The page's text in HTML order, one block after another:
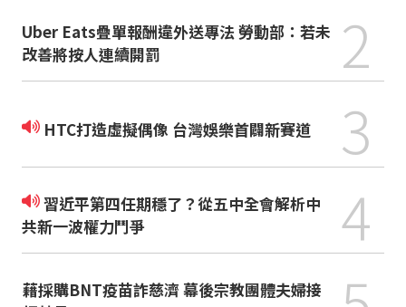
Uber Eats疊單報酬違外送專法 勞動部：若未
改善將按人連續開罰
2
HTC打造虛擬偶像 台灣娛樂首闢新賽道 3
習近平第四任期穩了？從五中全會解析中
共新一波權力鬥爭
4
藉採購BNT疫苗詐慈濟 幕後宗教團體夫婦接